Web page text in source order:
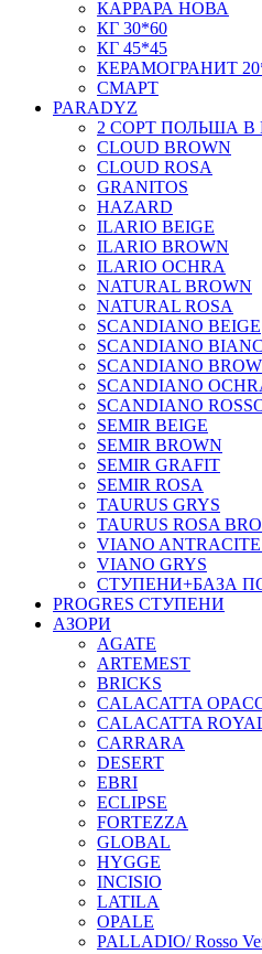
КАРРАРА НОВА
КГ 30*60
КГ 45*45
КЕРАМОГРАНИТ
СМАРТ
PARADYZ
2 СОРТ ПОЛЬША
CLOUD BROWN
CLOUD ROSA
GRANITOS
HAZARD
ILARIO BEIGE
ILARIO BROWN
ILARIO OCHRA
NATURAL BROWN
NATURAL ROSA
SCANDIANO BEIGE
SCANDIANO
SCANDIANO
SCANDIANO
SCANDIANO
SEMIR BEIGE
SEMIR BROWN
SEMIR GRAFIT
SEMIR ROSA
TAURUS GRYS
TAURUS ROSA
VIANO ANTRACITE
VIANO GRYS
СТУПЕНИ+БАЗА
PROGRES СТУПЕНИ
АЗОРИ
AGATE
ARTEMEST
BRICKS
CALACATTA
CALACATTA
CARRARA
DESERT
EBRI
ECLIPSE
FORTEZZA
GLOBAL
HYGGE
INCISIO
LATILA
OPALE
PALLADIO/ Rosso